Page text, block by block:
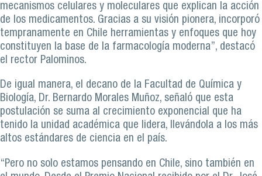
mecanismos celulares y moleculares que explican la acción
de los medicamentos. Gracias a su visión pionera, incorporó
tempranamente en Chile herramientas y enfoques que hoy
constituyen la base de la farmacología moderna”, destacó
el rector Palominos.
De igual manera, el decano de la Facultad de Química y
Biología, Dr. Bernardo Morales Muñoz, señaló que esta
postulación se suma al crecimiento exponencial que ha
tenido la unidad académica que lidera, llevándola a los más
altos estándares de ciencia en el país.
“Pero no solo estamos pensando en Chile, sino también en